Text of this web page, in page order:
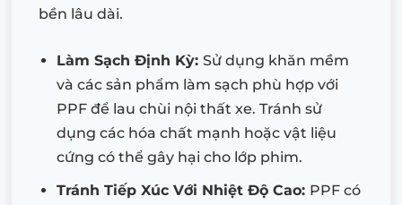
bền lâu dài.
Làm Sạch Định Kỳ: Sử dụng khăn mềm
và các sản phẩm làm sạch phù hợp với
PPF để lau chùi nội thất xe. Tránh sử
dụng các hóa chất mạnh hoặc vật liệu
cứng có thể gây hại cho lớp phim.
Tránh Tiếp Xúc Với Nhiệt Độ Cao: PPF có